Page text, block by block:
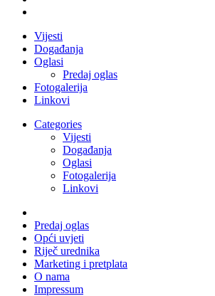
Vijesti
Događanja
Oglasi
Predaj oglas
Fotogalerija
Linkovi
Categories
Vijesti
Događanja
Oglasi
Fotogalerija
Linkovi
Predaj oglas
Opći uvjeti
Riječ urednika
Marketing i pretplata
O nama
Impressum